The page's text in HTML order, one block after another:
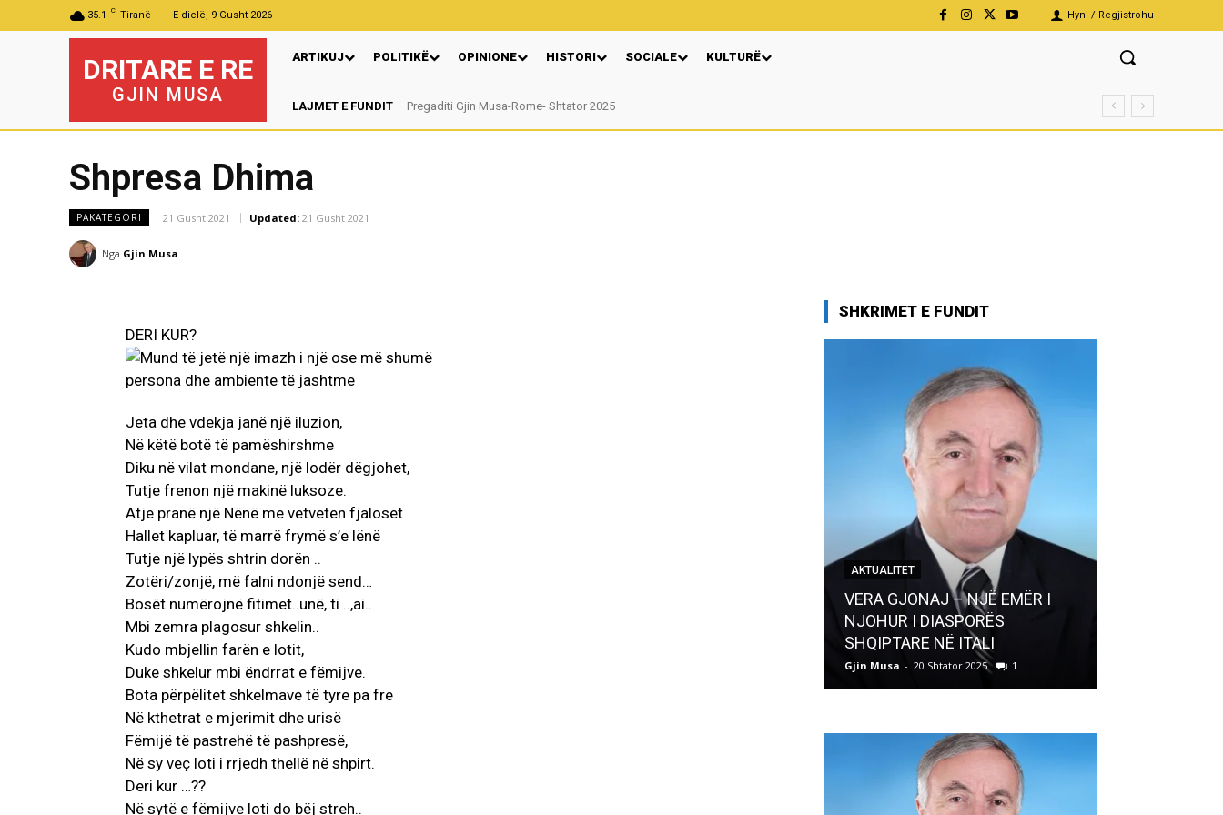
35.1 C Tiranë E dielë, 9 Gusht 2026 Hyni / Regjistrohu
DRITARE E RE
GJIN MUSA
ARTIKUJ POLITIKË OPINIONE HISTORI SOCIALE KULTURË
LAJMET E FUNDIT Pregaditi Gjin Musa-Rome- Shtator 2025
Nga: Ndue Dedaj
Shpresa Dhima
PAKATEGORI 21 Gusht 2021 Updated: 21 Gusht 2021
Nga Gjin Musa
DERI KUR?
Jeta dhe vdekja janë një iluzion,
Në këtë botë të pamëshirshme
Diku në vilat mondane, një lodër dëgjohet,
Tutje frenon një makinë luksoze.
Atje pranë një Nënë me vetveten fjaloset
Hallet kapluar, të marrë frymë s’e lënë
Tutje një lypës shtrin dorën ..
Zotëri/zonjë, më falni ndonjë send…
Bosët numërojnë fitimet..unë,.ti ..,ai..
Mbi zemra plagosur shkelin..
Kudo mbjellin farën e lotit,
Duke shkelur mbi ëndrrat e fëmijve.
Bota përpëlitet shkelmave të tyre pa fre
Në kthetrat e mjerimit dhe urisë
Fëmijë të pastrehë të pashpresë,
Në sy veç loti i rrjedh thellë në shpirt.
Deri kur …??
Në sytë e fëmijve loti do bëj streh..
SHKRIMET E FUNDIT
AKTUALITET
VERA GJONAJ – NJË EMËR I
NJOHUR I DIASPORËS
SHQIPTARE NË ITALI
Gjin Musa - 20 Shtator 2025 1